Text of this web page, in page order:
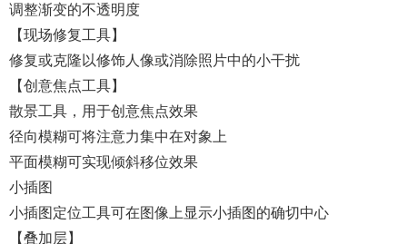
调整渐变的不透明度
【现场修复工具】
修复或克隆以修饰人像或消除照片中的小干扰
【创意焦点工具】
散景工具，用于创意焦点效果
径向模糊可将注意力集中在对象上
平面模糊可实现倾斜移位效果
小插图
小插图定位工具可在图像上显示小插图的确切中心
【叠加层】